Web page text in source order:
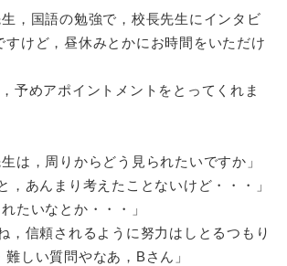
，国語の勉強で，校長先生にインタビ
すけど，昼休みとかにお時間をいただけ
予めアポイントメントをとってくれま
は，周りからどう見られたいですか」
，あんまり考えたことないけど・・・」
たいなとか・・・」
，信頼されるように努力はしとるつもり
しい質問やなあ，Bさん」